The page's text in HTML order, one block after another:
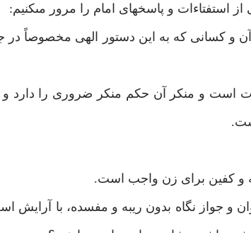
از استفتاءات و پاسخهاى امام را مرور مى‏كنيم:
و كسانى كه به اين دستور الهى مخصوصاً در
است و منكر آن حكم منكر ضرورى را دارد
و كفين براى زن واجب است.
نگاه بدون ريبه و مفسده، با آرايش است